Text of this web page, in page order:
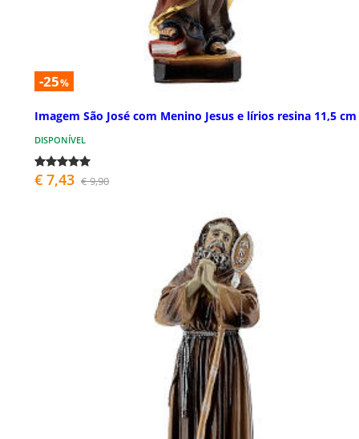
-25%
Imagem São José com Menino Jesus e lírios resina 11,5 cm
DISPONÍVEL
€ 7,43 € 9,90